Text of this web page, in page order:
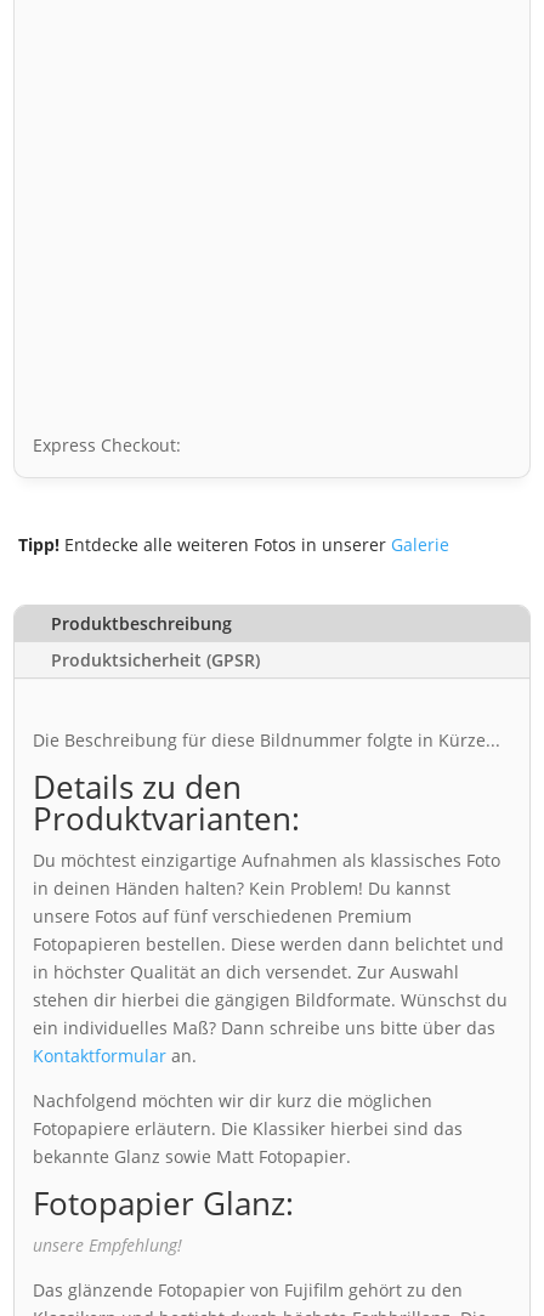
Express Checkout:
Tipp! Entdecke alle weiteren Fotos in unserer Galerie
Produktbeschreibung
Produktsicherheit (GPSR)
Die Beschreibung für diese Bildnummer folgte in Kürze...
Details zu den
Produktvarianten:
Du möchtest einzigartige Aufnahmen als klassisches Foto
in deinen Händen halten? Kein Problem! Du kannst
unsere Fotos auf fünf verschiedenen Premium
Fotopapieren bestellen. Diese werden dann belichtet und
in höchster Qualität an dich versendet. Zur Auswahl
stehen dir hierbei die gängigen Bildformate. Wünschst du
ein individuelles Maß? Dann schreibe uns bitte über das
Kontaktformular an.
Nachfolgend möchten wir dir kurz die möglichen
Fotopapiere erläutern. Die Klassiker hierbei sind das
bekannte Glanz sowie Matt Fotopapier.
Fotopapier Glanz:
unsere Empfehlung!
Das glänzende Fotopapier von Fujifilm gehört zu den